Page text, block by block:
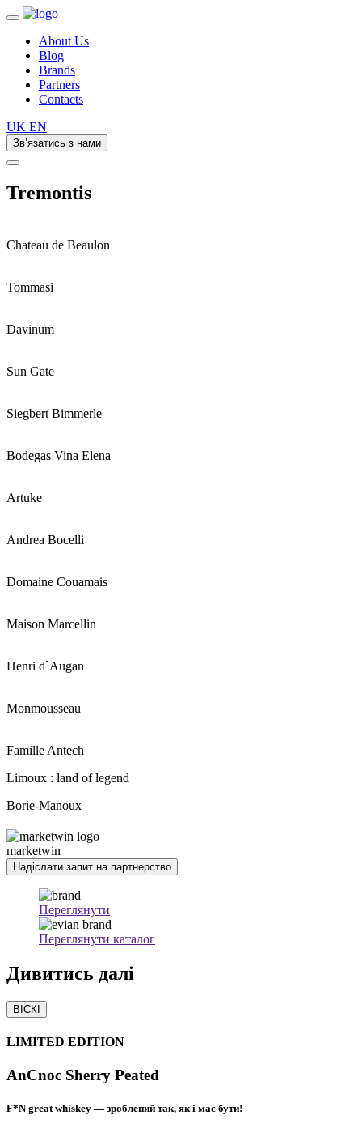
About Us
Blog
Brands
Partners
Contacts
UK EN
Зв’язатись з нами
Tremontis
Chateau de Beaulon
Tommasi
Davinum
Sun Gate
Siegbert Bimmerle
Bodegas Vina Elena
Artuke
Andrea Bocelli
Domaine Couamais
Maison Marcellin
Henri d`Augan
Monmousseau
Famille Antech
Limoux : land of legend
Borie-Manoux
marketwin
Надіслати запит на партнерство
Переглянути
Переглянути каталог
Дивитись далі
ВІСКІ
LIMITED EDITION
AnCnoc Sherry Peated
F*N great whiskey — зроблений так, як і має бути!